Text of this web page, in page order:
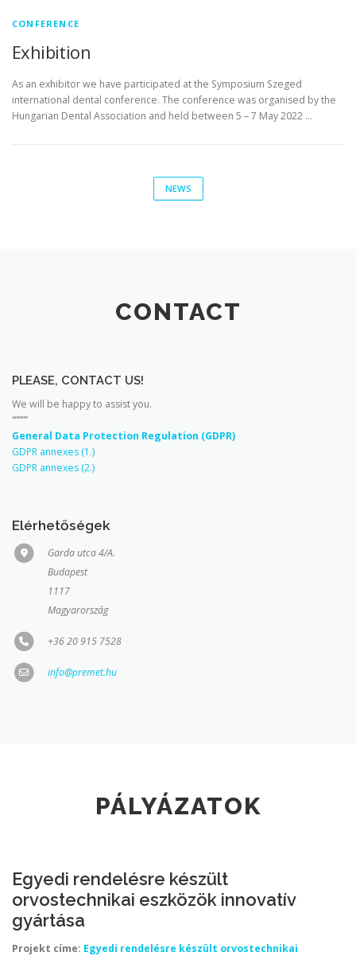
CONFERENCE
Exhibition
As an exhibitor we have participated at the Symposium Szeged
international dental conference. The conference was organised by the
Hungarian Dental Association and held between 5 – 7 May 2022 …
NEWS
CONTACT
PLEASE, CONTACT US!
We will be happy to assist you.
“””””
General Data Protection Regulation (GDPR)
GDPR annexes (1.)
GDPR annexes (2.)
Elérhetőségek
Garda utca 4/A.
Budapest
1117
Magyarország
+36 20 915 7528
info@premet.hu
PÁLYÁZATOK
Egyedi rendelésre készült
orvostechnikai eszközök innovatív
gyártása
Projekt címe: Egyedi rendelésre készült orvostechnikai